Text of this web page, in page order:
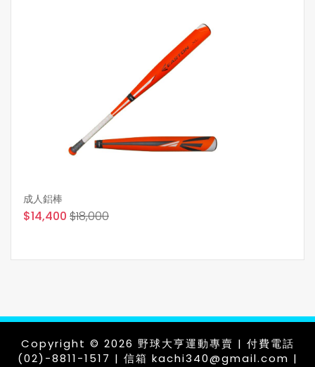
成人鋁棒
$14,400 $18,000
Copyright © 2026 野球大亨運動專賣 | 付費電話
(02)-8811-1517 | 信箱 kachi340@gmail.com |